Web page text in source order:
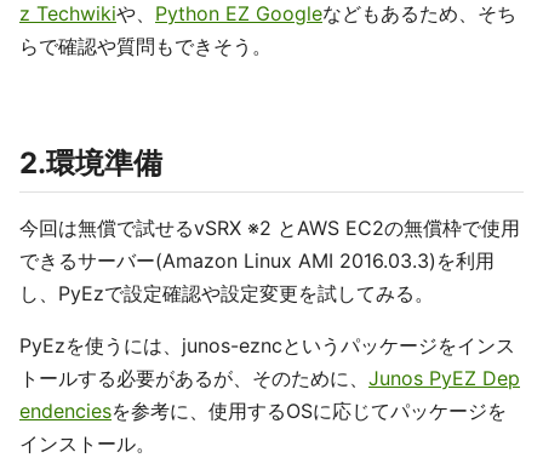
z Techwikiや、 Python EZ Googleなどもあるため、そち
らで確認や質問もできそう。
2.環境準備
今回は無償で試せるvSRX ※2 とAWS EC2の無償枠で使用
できるサーバー(Amazon Linux AMI 2016.03.3)を利用
し、PyEzで設定確認や設定変更を試してみる。
PyEzを使うには、junos-ezncというパッケージをインス
トールする必要があるが、そのために、 Junos PyEZ Dep
endenciesを参考に、使用するOSに応じてパッケージを
インストール。